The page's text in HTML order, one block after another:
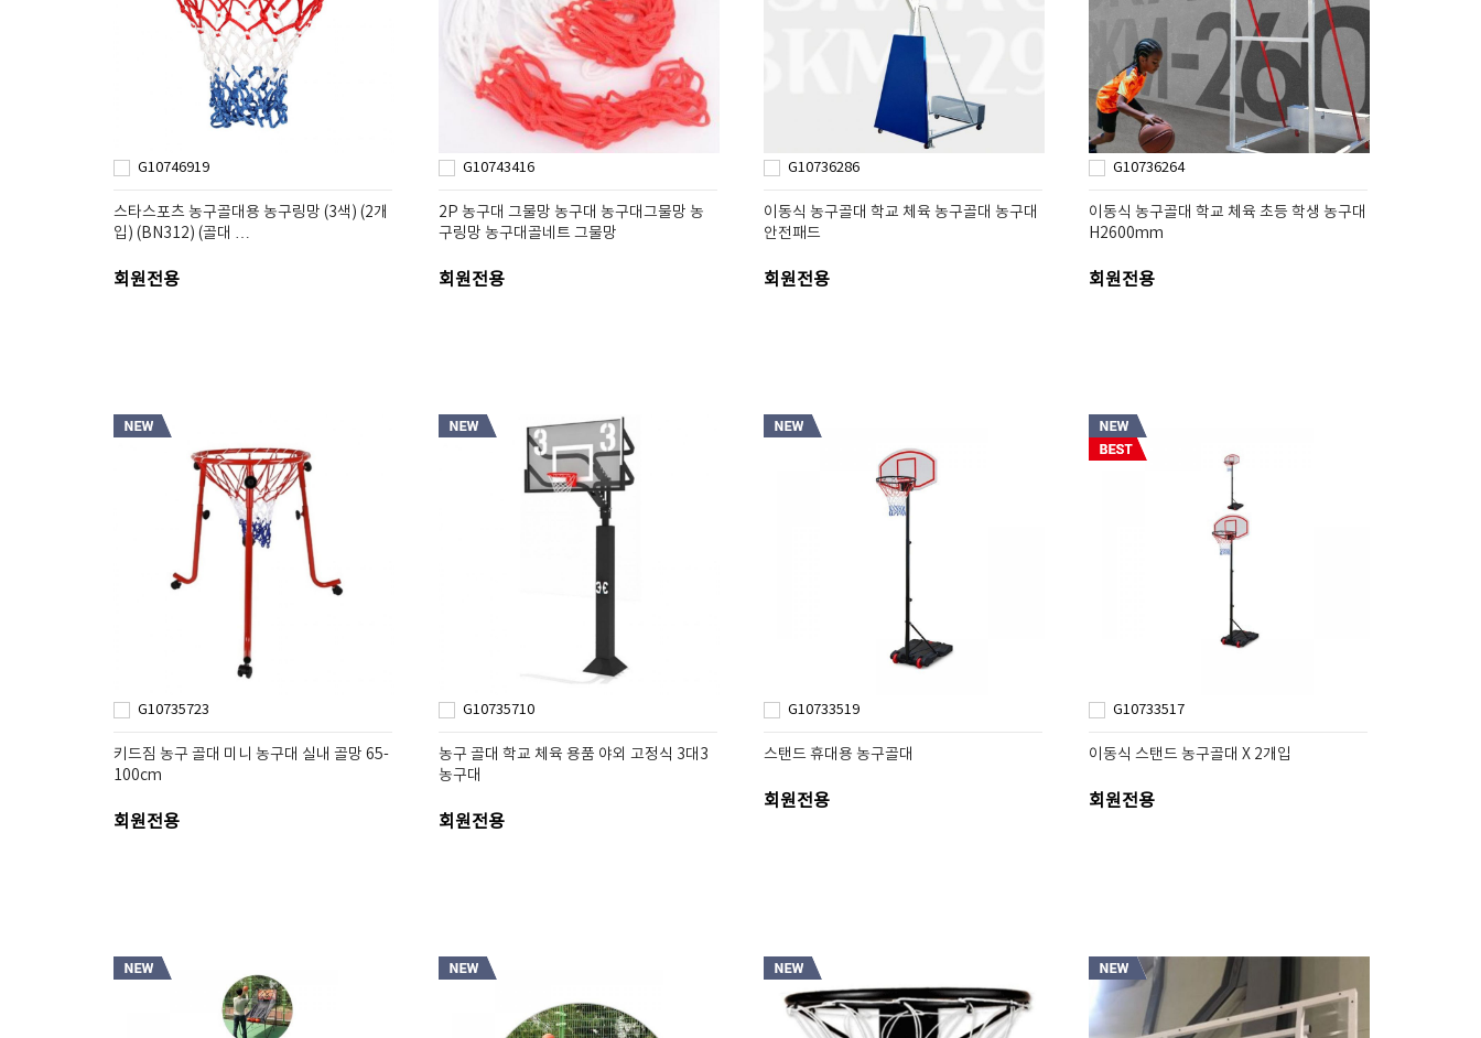
G10746919
스타스포츠 농구골대용 농구링망 (3색) (2개
입) (BN312) (골대 …
회원전용
G10743416
2P 농구대 그물망 농구대 농구대그물망 농
구링망 농구대골네트 그물망
회원전용
G10736286
이동식 농구골대 학교 체육 농구골대 농구대
안전패드
회원전용
G10736264
이동식 농구골대 학교 체육 초등 학생 농구대
H2600mm
회원전용
G10735723
키드짐 농구 골대 미니 농구대 실내 골망 65-
100cm
회원전용
G10735710
농구 골대 학교 체육 용품 야외 고정식 3대3
농구대
회원전용
G10733519
스탠드 휴대용 농구골대
회원전용
G10733517
이동식 스탠드 농구골대 X 2개입
회원전용